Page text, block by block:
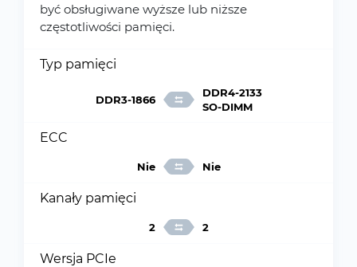
być obsługiwane wyższe lub niższe
częstotliwości pamięci.
Typ pamięci
DDR3-1866
DDR4-2133
SO-DIMM
ECC
Nie Nie
Kanały pamięci
2 2
Wersja PCIe